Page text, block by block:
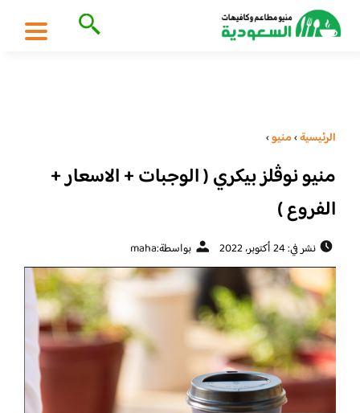
الرئيسية›منيو›
منيو نوڤلز بيكري ( الوجبات + الاسعار +
الفروع )
نشر في: 24 أكتوبر، 2022 بواسطة:maha